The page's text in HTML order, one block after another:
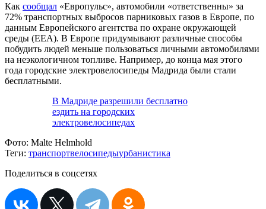
Как сообщал «Европульс», автомобили «ответственны» за
72% транспортных выбросов парниковых газов в Европе, по
данным Европейского агентства по охране окружающей
среды (EEA). В Европе придумывают различные способы
побудить людей меньше пользоваться личными автомобилями
на неэкологичном топливе. Например, до конца мая этого
года городские электровелосипеды Мадрида были стали
бесплатными.
В Мадриде разрешили бесплатно
ездить на городских
электровелосипедах
Фото: Malte Helmhold
Теги: транспортвелосипедыурбанистика
Поделиться в соцсетях